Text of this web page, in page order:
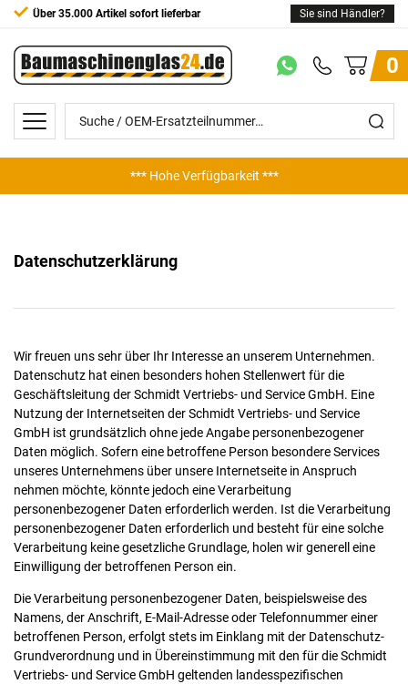
Über 35.000 Artikel sofort lieferbar Sie sind Händler?
0
*** Hohe Verfügbarkeit ***
Daten­schutz­erklärung
Wir freuen uns sehr über Ihr Interesse an unserem Unternehmen.
Datenschutz hat einen besonders hohen Stellenwert für die
Geschäftsleitung der Schmidt Vertriebs- und Service GmbH. Eine
Nutzung der Internetseiten der Schmidt Vertriebs- und Service
GmbH ist grundsätzlich ohne jede Angabe personenbezogener
Daten möglich. Sofern eine betroffene Person besondere Services
unseres Unternehmens über unsere Internetseite in Anspruch
nehmen möchte, könnte jedoch eine Verarbeitung
personenbezogener Daten erforderlich werden. Ist die Verarbeitung
personenbezogener Daten erforderlich und besteht für eine solche
Verarbeitung keine gesetzliche Grundlage, holen wir generell eine
Einwilligung der betroffenen Person ein.
Die Verarbeitung personenbezogener Daten, beispielsweise des
Namens, der Anschrift, E-Mail-Adresse oder Telefonnummer einer
betroffenen Person, erfolgt stets im Einklang mit der Datenschutz-
Grundverordnung und in Übereinstimmung mit den für die Schmidt
Vertriebs- und Service GmbH geltenden landesspezifischen